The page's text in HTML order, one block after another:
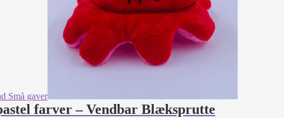
farver – Vendbar Blæksprutte